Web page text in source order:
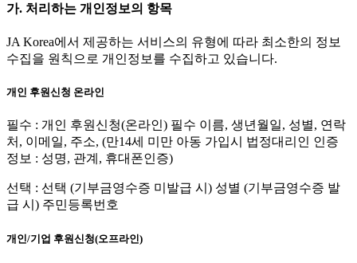
가. 처리하는 개인정보의 항목
JA Korea에서 제공하는 서비스의 유형에 따라 최소한의 정보
수집을 원칙으로 개인정보를 수집하고 있습니다.
개인 후원신청 온라인
필수 : 개인 후원신청(온라인) 필수 이름, 생년월일, 성별, 연락
처, 이메일, 주소, (만14세 미만 아동 가입시 법정대리인 인증
정보 : 성명, 관계, 휴대폰인증)
선택 : 선택 (기부금영수증 미발급 시) 성별 (기부금영수증 발
급 시) 주민등록번호
개인/기업 후원신청(오프라인)